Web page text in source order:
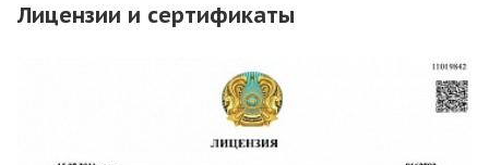
Лицензии и сертификаты